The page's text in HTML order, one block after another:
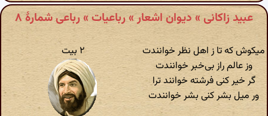
عبید زاکانی » دیوان اشعار » رباعیات » رباعی شمارهٔ ۸
میکوش که تا ز اهل نظر خوانندت
وز عالم راز بی‌خبر خوانندت
گر خیر کنی فرشته خوانند ترا
ور میل بشر کنی بشر خوانندت
۲ بیت